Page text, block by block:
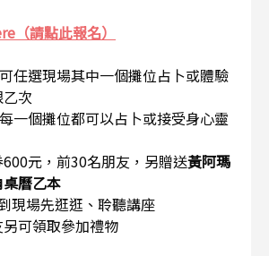
（請點此報名）
任選現場其中一個攤位占卜或體驗
次
一個攤位都可以占卜或接受身心靈
600元，前30名朋友，另贈送黃阿瑪
曆乙本
現場先逛逛、聆聽講座
另可領取參加禮物